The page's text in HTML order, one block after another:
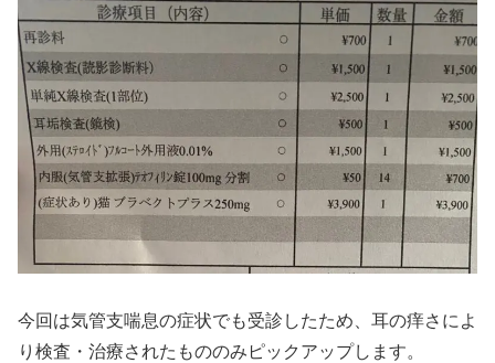
今回は気管支喘息の症状でも受診したため、耳の痒さによ
り検査・治療されたもののみピックアップします。